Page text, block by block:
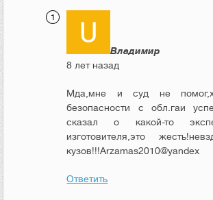
Владимир
8 лет назад
Мда,мне и суд не
безопасности с обл.гаи
сказал о какой-то
изготовителя,это
кузов!!!Arzamas2010@yandex
Ответить